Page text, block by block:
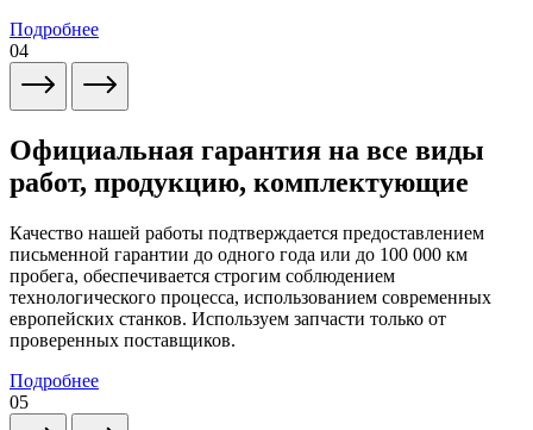
Подробнее
04
Официальная гарантия на все виды
работ, продукцию, комплектующие
Качество нашей работы подтверждается предоставлением
письменной гарантии до одного года или до 100 000 км
пробега, обеспечивается строгим соблюдением
технологического процесса, использованием современных
европейских станков. Используем запчасти только от
проверенных поставщиков.
Подробнее
05